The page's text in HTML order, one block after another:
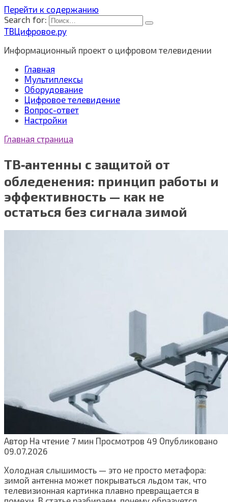
Перейти к содержанию
Search for:
ТВЦифровое.ру
Информационный проект о цифровом телевидении
Главная
Мультиплексы
Оборудование
Цифровое телевидение
Вопрос-ответ
Настройки
Главная страница
ТВ‑антенны с защитой от
обледенения: принцип работы и
эффективность — как не
остаться без сигнала зимой
Автор На чтение 7 мин Просмотров 49 Опубликовано
09.07.2026
Холодная слышимость — это не просто метафора:
зимой антенна может покрываться льдом так, что
телевизионная картинка плавно превращается в